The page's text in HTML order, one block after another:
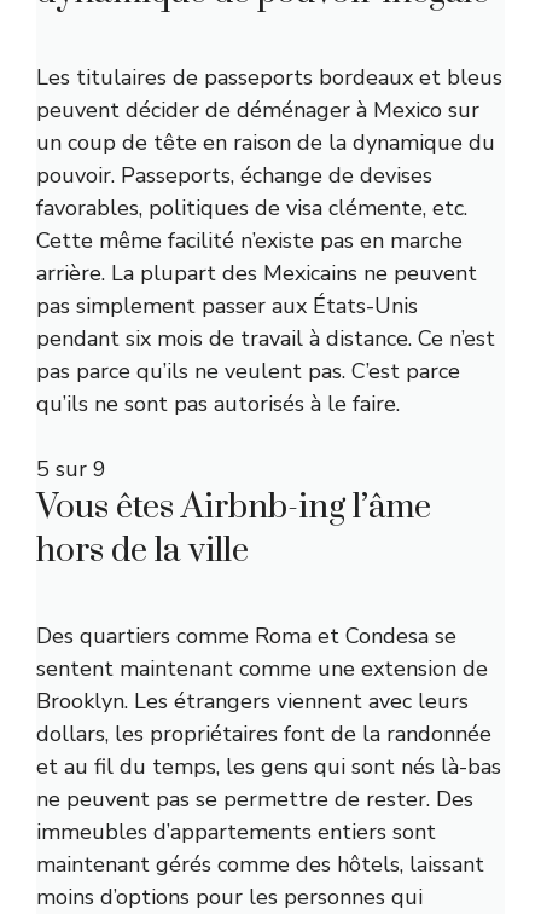
Les titulaires de passeports bordeaux et bleus
peuvent décider de déménager à Mexico sur
un coup de tête en raison de la dynamique du
pouvoir. Passeports, échange de devises
favorables, politiques de visa clémente, etc.
Cette même facilité n’existe pas en marche
arrière. La plupart des Mexicains ne peuvent
pas simplement passer aux États-Unis
pendant six mois de travail à distance. Ce n’est
pas parce qu’ils ne veulent pas. C’est parce
qu’ils ne sont pas autorisés à le faire.
5 sur 9
Vous êtes Airbnb-ing l’âme
hors de la ville
Des quartiers comme Roma et Condesa se
sentent maintenant comme une extension de
Brooklyn. Les étrangers viennent avec leurs
dollars, les propriétaires font de la randonnée
et au fil du temps, les gens qui sont nés là-bas
ne peuvent pas se permettre de rester. Des
immeubles d’appartements entiers sont
maintenant gérés comme des hôtels, laissant
moins d’options pour les personnes qui